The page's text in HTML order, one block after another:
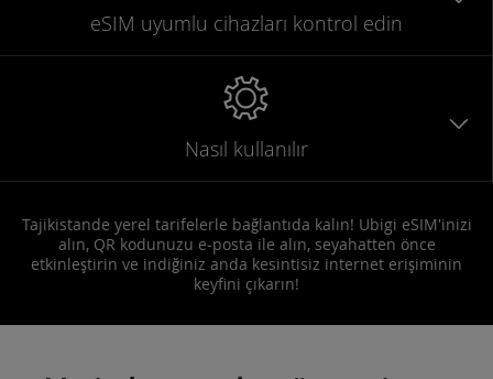
eSIM uyumlu cihazları kontrol edin
Nasıl kullanılır
Tajikistande yerel tarifelerle bağlantıda kalın! Ubigi eSIM'inizi
alın, QR kodunuzu e-posta ile alın, seyahatten önce
etkinleştirin ve indiğiniz anda kesintisiz internet erişiminin
keyfini çıkarın!